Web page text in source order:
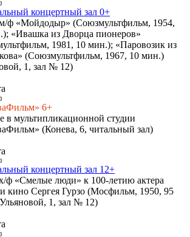
концертный зал 0+
ф «Мойдодыр» (Союзмультфильм, 1954,
«Ивашка из Дворца пионеров»
1981, 10 мин.); «Паровозик из
(Союзмультфильм, 1967, 10 мин.)
1, зал № 12)
6+
в мультипликационной студии
(Конева, 6, читальный зал)
концертный зал 12+
ф «Смелые люди» к 100-летию актера
и кино Сергея Гурзо (Мосфильм, 1950, 95
1, зал № 12)